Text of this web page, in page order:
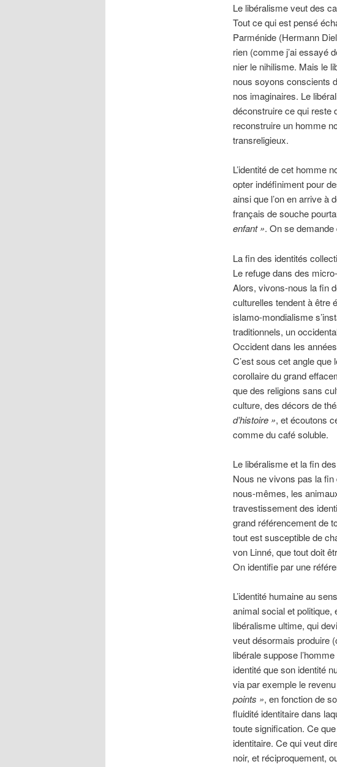
Le libéralisme veut des
Tout ce qui est pensé
Parménide (Hermann
rien (comme j’ai essayé
nier le nihilisme. Mais le
nous soyons conscients
nos imaginaires. Le
déconstruire ce qui reste
reconstruire un homme
transreligieux.
L’identité de cet homme
opter indéfiniment pour
ainsi que l’on en arrive à
français de souche
enfant ». On se
La fin des identités
Le refuge dans des
Alors, vivons-nous la fin
culturelles tendent à être
islamo-mondialisme
traditionnels, un
Occident dans les
C’est sous cet angle que
corollaire du grand
que des religions sans
culture, des décors de
d’histoire », et écoutons
comme du café soluble.
Le libéralisme et la fin
Nous ne vivons pas la
nous-mêmes, les
travestissement des
grand référencement de
tout est susceptible de
von Linné, que tout doit
On identifie par une
L’identité humaine au
animal social et
libéralisme ultime, qui
veut désormais produire
libérale suppose
identité que son identité
via par exemple le
points », en fonction de
fluidité identitaire dans
toute signification. Ce
identitaire. Ce qui veut
noir, et réciproquement,